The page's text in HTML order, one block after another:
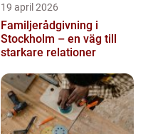
19 april 2026
Familjerådgivning i
Stockholm – en väg till
starkare relationer